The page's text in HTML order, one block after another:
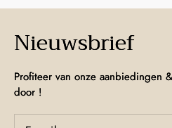
Nieuwsbrief
Profiteer van onze aanbiedingen
door !